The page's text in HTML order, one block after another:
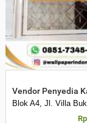
Vendor Penyedia
Blok A4, Jl. Villa
Rp